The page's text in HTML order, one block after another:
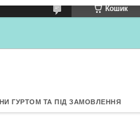
сайту metrtkani.com
Кошик
ГУРТОМ ТА ПІД ЗАМОВЛЕННЯ